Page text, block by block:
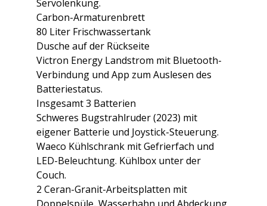
Servolenkung.
Carbon-Armaturenbrett
80 Liter Frischwassertank
Dusche auf der Rückseite
Victron Energy Landstrom mit Bluetooth-
Verbindung und App zum Auslesen des
Batteriestatus.
Insgesamt 3 Batterien
Schweres Bugstrahlruder (2023) mit
eigener Batterie und Joystick-Steuerung.
Waeco Kühlschrank mit Gefrierfach und
LED-Beleuchtung. Kühlbox unter der
Couch.
2 Ceran-Granit-Arbeitsplatten mit